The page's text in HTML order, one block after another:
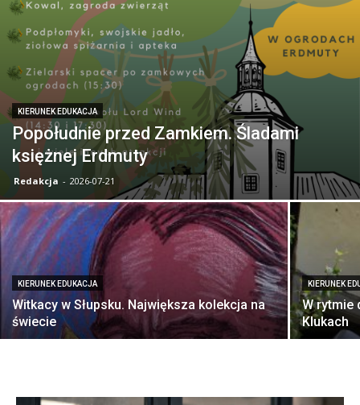
KIERUNEK EDUKACJA
Popołudnie przed Zamkiem. Śladami
księżnej Erdmuty
Redakcja - 2026-07-21
KIERUNEK EDUKACJA
Witkacy w Słupsku. Największa kolekcja na
świecie
KIERUNEK
W rytmie
Klukach